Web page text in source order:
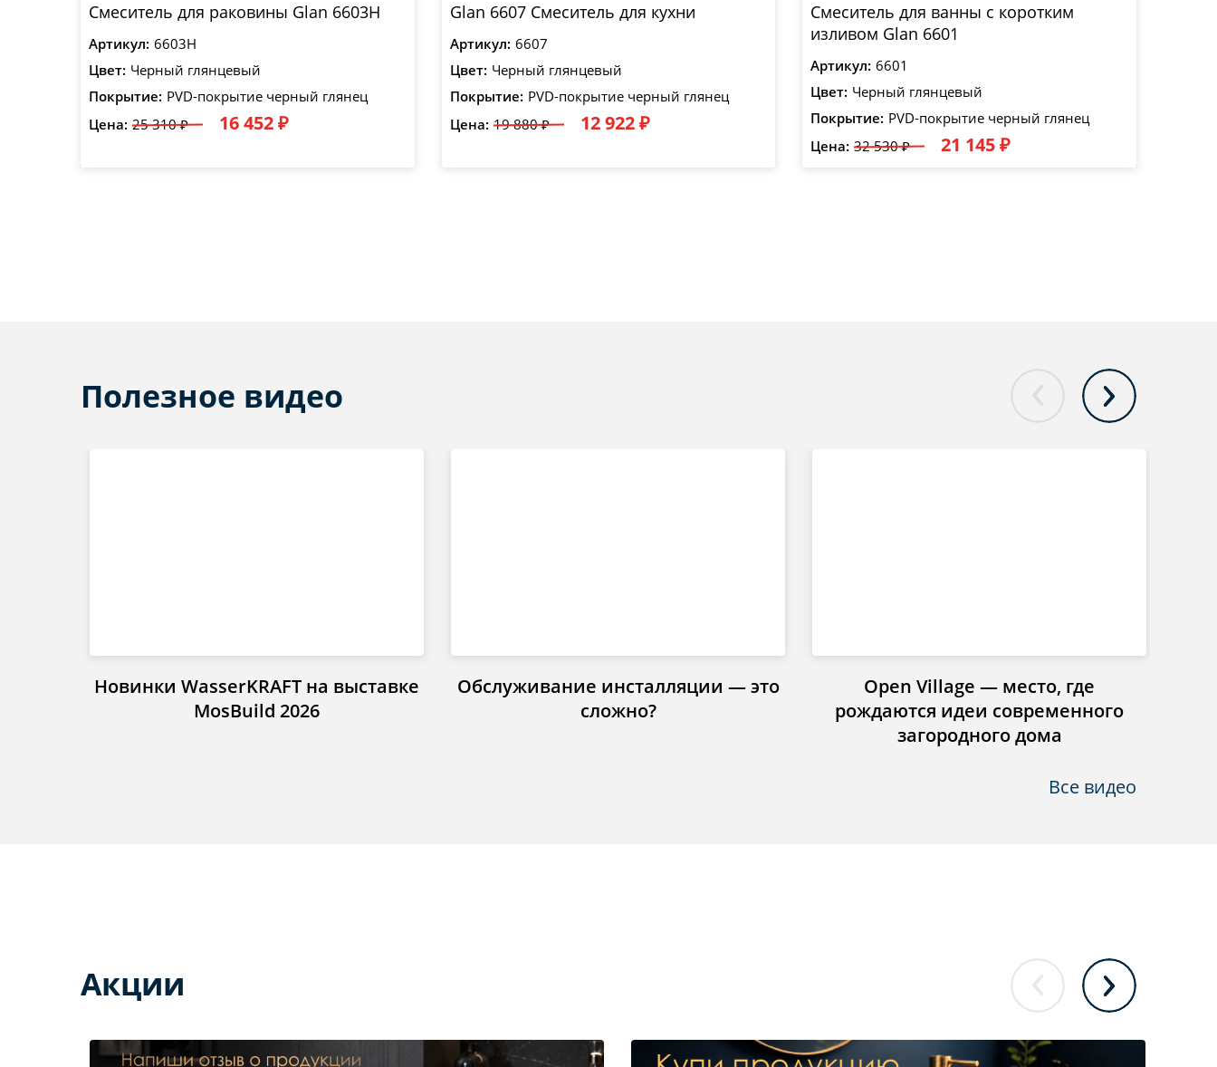
Смеситель для раковины Glan 6603H
Артикул: 6603H
Цвет: Черный глянцевый
Покрытие: PVD-покрытие черный глянец
Цена: 25 310 ₽ 16 452 ₽
Glan 6607 Смеситель для кухни
Артикул: 6607
Цвет: Черный глянцевый
Покрытие: PVD-покрытие черный глянец
Цена: 19 880 ₽ 12 922 ₽
Смеситель для ванны с коротким
изливом Glan 6601
Артикул: 6601
Цвет: Черный глянцевый
Покрытие: PVD-покрытие черный глянец
Цена: 32 530 ₽ 21 145 ₽
Полезное видео
Новинки WasserKRAFT на выставке
MosBuild 2026
Обслуживание инсталляции — это
сложно?
Open Village — место, где
рождаются идеи современного
загородного дома
Все видео
Акции